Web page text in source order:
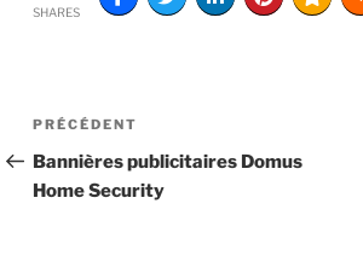
SHARES
PRÉCÉDENT
Bannières publicitaires Domus
Home Security